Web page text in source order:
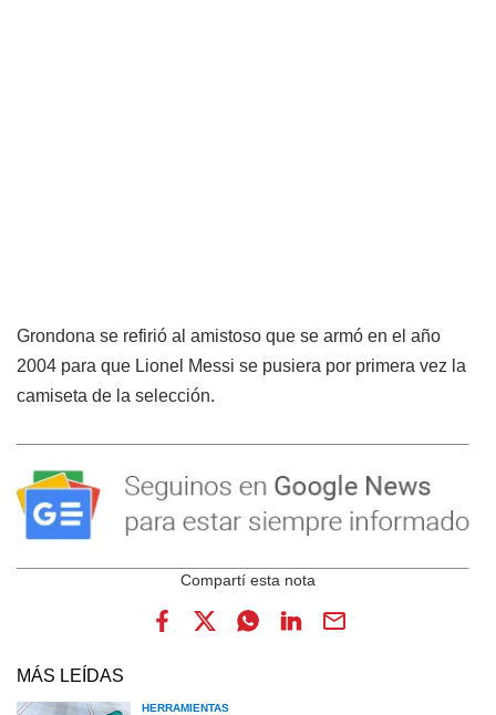
Grondona se refirió al amistoso que se armó en el año
2004 para que Lionel Messi se pusiera por primera vez la
camiseta de la selección.
MÁS LEÍDAS
HERRAMIENTAS